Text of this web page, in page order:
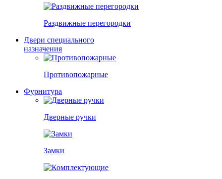
Раздвижные перегородки
Двери специального
назначения
Противопожарные
Фурнитура
Дверные ручки
Замки